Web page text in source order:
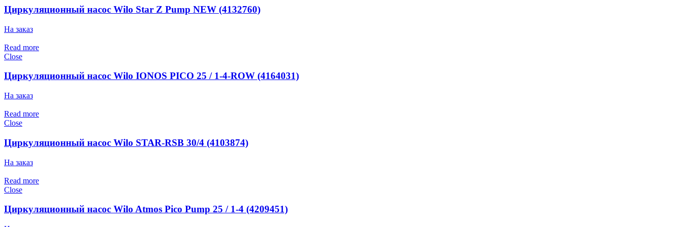
Циркуляционный насос Wilo Star Z Pump NEW (4132760)
На заказ
Read more
Close
Циркуляционный насос Wilo IONOS PICO 25 / 1-4-ROW (4164031)
На заказ
Read more
Close
Циркуляционный насос Wilo STAR-RSB 30/4 (4103874)
На заказ
Read more
Close
Циркуляционный насос Wilo Atmos Pico Pump 25 / 1-4 (4209451)